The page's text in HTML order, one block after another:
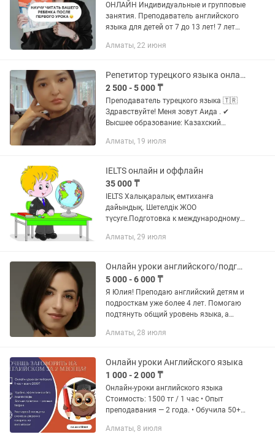
ОНЛАЙН Индивидуальные и групповые
занятия. Преподаватель английского
языка для детей от 7 до 13 лет! 7 лет
50+ учеников Результаты за 2025 год:
Алматы, 22 июня
Репетитор турецкого языка онлайн и офлайн
2 500 - 5 000 ₸
Преподаватель турецкого языка 🇹🇷
Здравствуйте! Меня зовут Аида . ✔
Высшее образование: Казахский
педагогический университет (/ЖенПУ),
языка:...
Алматы, 19 июля
IELTS онлайн и оффлайн
35 000 ₸
IELTS Халықаралық емтиханға
дайындық. Шетелдік ЖОО
түсуге.Подготовка к международному
поступления в зарубежные ВУЗы по
WRITING,...
Алматы, 29 июля
Онлайн уроки английского/подготовка к IELTS
5 000 - 6 000 ₸
Я Юлия! Преподаю английский детям и
подросткам уже более 4 лет. Помогаю
подтянуть общий уровень языка, а
и к IELTS. • Сертификат TESOL/TEFL. •
Алматы, 28 июля
Онлайн уроки Английского языка
1 000 - 2 000 ₸
Онлайн-уроки английского языка
Стоимость: 1500 тг / 1 час • Опыт
преподавания — 2 года. • Обучила 50+
уровень английского до B2. •
Алматы, 8 июля